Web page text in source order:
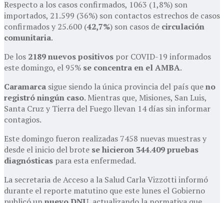
Respecto a los casos confirmados, 1063 (1,8%) son
importados, 21.599 (36%) son contactos estrechos de casos
confirmados y 25.600 (42,7%) son casos de circulación
comunitaria.
De los 2189 nuevos positivos por COVID-19 informados
este domingo, el 95% se concentra en el AMBA.
Caramarca sigue siendo la única provincia del país queno
registró ningún caso. Mientras que, Misiones, San Luis,
Santa Cruz y Tierra del Fuego llevan 14 días sin informar
contagios.
Este domingo fueron realizadas 7458 nuevas muestras y
desde el inicio del brote se hicieron 344.409 pruebas
diagnósticas para esta enfermedad.
La secretaria de Acceso a la Salud Carla Vizzotti informó
durante el reporte matutino que este lunes el Gobierno